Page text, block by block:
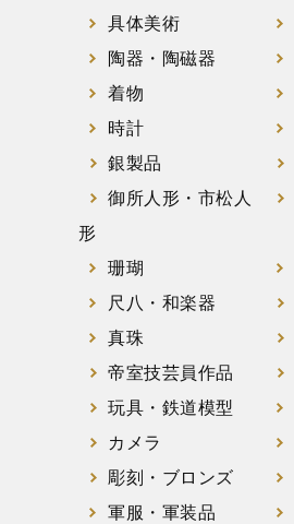
具体美術
陶器・陶磁器
着物
時計
銀製品
御所人形・市松人
形
珊瑚
尺八・和楽器
真珠
帝室技芸員作品
玩具・鉄道模型
カメラ
彫刻・ブロンズ
軍服・軍装品